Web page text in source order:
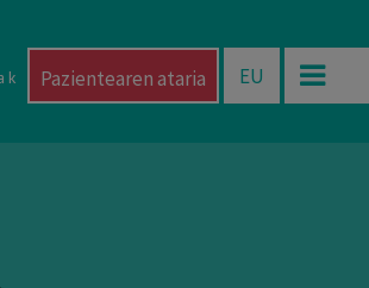
Pazientearen ataria EU